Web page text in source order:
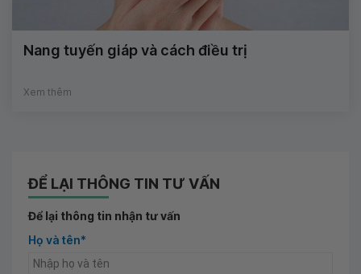
Nang tuyến giáp và cách điều trị
Xem thêm
ĐỂ LẠI THÔNG TIN TƯ VẤN
Để lại thông tin nhận tư vấn
Họ và tên*